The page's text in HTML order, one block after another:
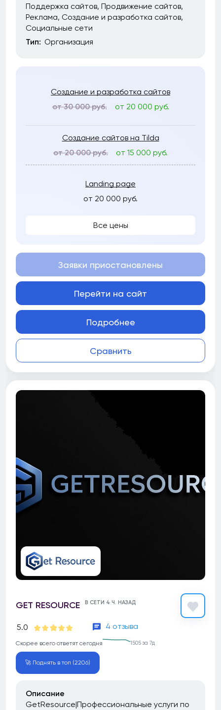
Поддержка сайтов Продвижение сайтов
Реклама Создание и разработка сайтов
Социальные сети
Тип: Организация
Создание и разработка сайтов
от 30 000 руб.
от 20 000 руб.
Создание сайтов на Tilda
от 20 000 руб.
от 15 000 руб.
Landing page
от 20 000 руб.
Все цены
Сравнить
Заявки приостановлены
Перейти на сайт
Подробнее
GET RESOURCE В СЕТИ 4 Ч. НАЗАД
5.0 4 отзыва
Скорее всего ответят сегодня 1505 за 7д
🚀 Поднять в топ (2206)
Описание
GetResource|Профессиональные услуги по